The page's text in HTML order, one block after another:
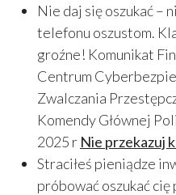
Nie daj się oszukać –
telefonu oszustom.
groźne! Komunikat
Centrum
Zwalczania
Komendy Głównej
2025 r Nie przekazuj
Straciłeś pieniądze
próbować oszukać